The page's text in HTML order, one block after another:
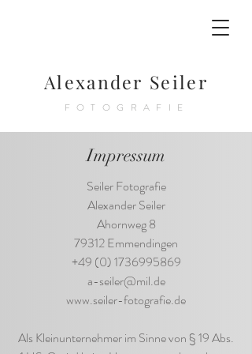
Alexander Seiler
FOTOGRAFIE
Impressum
Seiler Fotografie
Alexander Seiler
Ahornweg 8
79312 Emmendingen
+49 (0) 1736995869
a-seiler@mil.de
www.seiler-fotografie.de
Als Kleinunternehmer im Sinne von § 19 Abs.